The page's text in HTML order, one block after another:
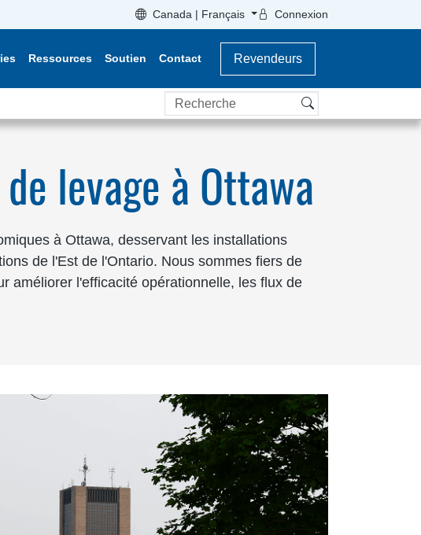
Canada | Français Connexion
Ressources Soutien Contact Revendeurs
Recherche
levage à Ottawa
à Ottawa, desservant les installations
de l'Est de l'Ontario. Nous sommes fiers de
améliorer l'efficacité opérationnelle, les flux de